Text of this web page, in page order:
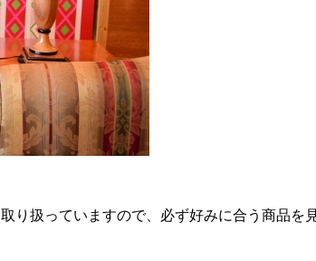
り扱っていますので、必ず好みに合う商品を